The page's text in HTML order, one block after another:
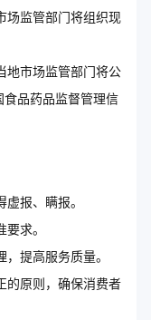
场监管部门将组织现
地市场监管部门将公
品药品监督管理信
报、瞒报。
求。
提高服务质量。
的原则，确保消费者